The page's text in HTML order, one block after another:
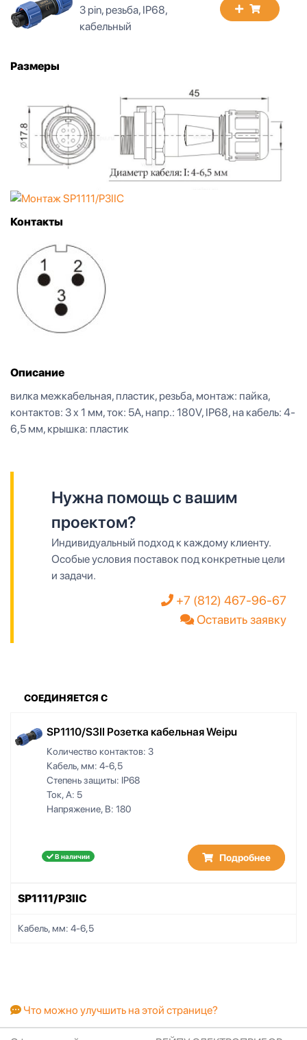
3 pin, резьба, IP68,
кабельный
Размеры
Контакты
Описание
вилка межкабельная, пластик, резьба, монтаж: пайка,
контактов: 3 x 1 мм, ток: 5А, напр.: 180V, IP68, на кабель: 4-
6,5 мм, крышка: пластик
Нужна помощь с вашим
проектом?
Индивидуальный подход к каждому клиенту.
Особые условия поставок под конкретные цели
и задачи.
+7 (812) 467-96-67
Оставить заявку
СОЕДИНЯЕТСЯ С
SP1110/S3II Розетка кабельная Weipu
Количество контактов: 3
Кабель, мм: 4-6,5
Степень защиты: IP68
Ток, А: 5
Напряжение, В: 180
В наличии Подробнее
SP1111/P3IIC
Кабель, мм: 4-6,5
Что можно улучшить на этой странице?